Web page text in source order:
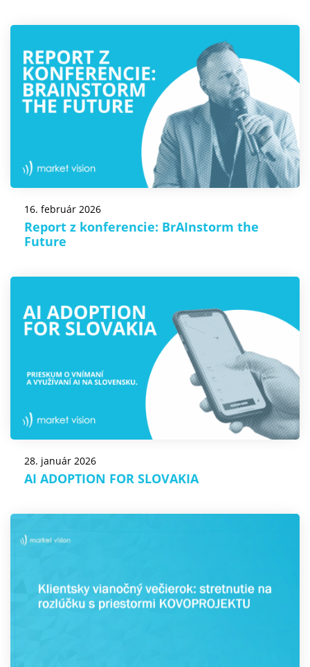
16. február 2026
Report z konferencie: BrAInstorm the
Future
28. január 2026
AI ADOPTION FOR SLOVAKIA